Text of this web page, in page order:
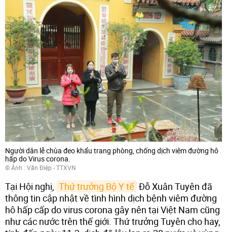
Người dân lễ chùa đeo khẩu trang phòng, chống dịch viêm đường hô
hấp do Virus corona.
© Ảnh : Văn Điệp - TTXVN
Tại Hội nghị, Thứ trưởng Bộ Y tế Đỗ Xuân Tuyên đã
thông tin cập nhật về tình hình dịch bệnh viêm đường
hô hấp cấp do virus corona gây nên tại Việt Nam cũng
như các nước trên thế giới. Thứ trưởng Tuyên cho hay,